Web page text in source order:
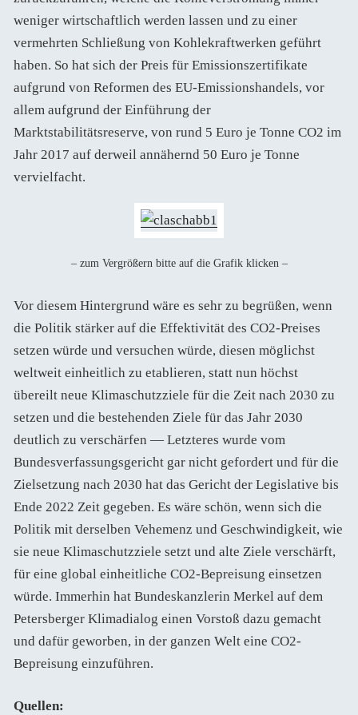
weniger wirtschaftlich werden lassen und zu einer
vermehrten Schließung von Kohlekraftwerken geführt
haben. So hat sich der Preis für Emissionszertifikate
aufgrund von Reformen des EU-Emissionshandels, vor
allem aufgrund der Einführung der
Marktstabilitätsreserve, von rund 5 Euro je Tonne CO2 im
Jahr 2017 auf derweil annähernd 50 Euro je Tonne
vervielfacht.
– zum Vergrößern bitte auf die Grafik klicken –
Vor diesem Hintergrund wäre es sehr zu begrüßen, wenn
die Politik stärker auf die Effektivität des CO2-Preises
setzen würde und versuchen würde, diesen möglichst
weltweit einheitlich zu etablieren, statt nun höchst
übereilt neue Klimaschutzziele für die Zeit nach 2030 zu
setzen und die bestehenden Ziele für das Jahr 2030
deutlich zu verschärfen — Letzteres wurde vom
Bundesverfassungsgericht gar nicht gefordert und für die
Zielsetzung nach 2030 hat das Gericht der Legislative bis
Ende 2022 Zeit gegeben. Es wäre schön, wenn sich die
Politik mit derselben Vehemenz und Geschwindigkeit, wie
sie neue Klimaschutzziele setzt und alte Ziele verschärft,
für eine global einheitliche CO2-Bepreisung einsetzen
würde. Immerhin hat Bundeskanzlerin Merkel auf dem
Petersberger Klimadialog einen Vorstoß dazu gemacht
und dafür geworben, in der ganzen Welt eine CO2-
Bepreisung einzuführen.
Quellen: